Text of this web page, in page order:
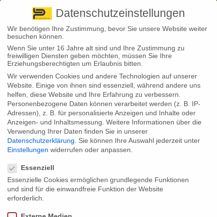
+ 49 3501 528571 |
Back to News
09
Sep.
Stephan Fröhlich
Neue Rechengrößen in Sozialversicherung
Die vorläufigen Rechengrößen der der
Sozialversicherung für 2022 wurden veröffentlicht. Sie
sind wichtig, wenn sich Beschäftigte privat
Grenzen, bis zu denen Gutverdiener in der
Die voraussichtlichen Rechengrößen für die
Sozialversicherung 2022 wurden diese Woche in der
sollte viele Menschen aufhorchen lassen, die aktuell in
Datenschutzeinstellungen
Wir benötigen Ihre Zustimmung, bevor Sie unsere Website weiter
besuchen können.
Wenn Sie unter 16 Jahre alt sind und Ihre Zustimmung zu
freiwilligen Diensten geben möchten, müssen Sie Ihre
Erziehungsberechtigten um Erlaubnis bitten.
Wir verwenden Cookies und andere Technologien auf unserer
Website. Einige von ihnen sind essenziell, während andere uns
helfen, diese Website und Ihre Erfahrung zu verbessern.
Personenbezogene Daten können verarbeitet werden (z. B. IP-
Adressen), z. B. für personalisierte Anzeigen und Inhalte oder
Anzeigen- und Inhaltsmessung. Weitere Informationen über die
Verwendung Ihrer Daten finden Sie in unserer
Datenschutzerklärung
Sie können Ihre Auswahl jederzeit unter
Einstellungen widerrufen oder anpassen.
Essenziell
Essenzielle Cookies ermöglichen grundlegende Funktionen
und sind für die einwandfreie Funktion der Website
erforderlich.